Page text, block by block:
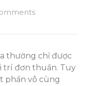
thường chỉ được
trí đơn thuần. Tuy
phần vô cùng